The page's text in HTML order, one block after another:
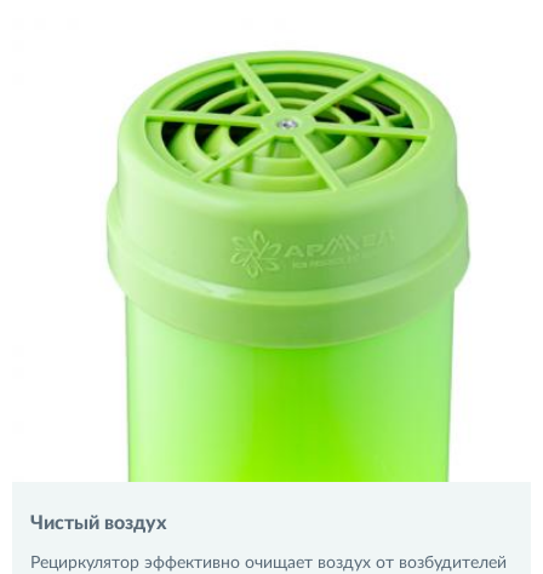
Чистый воздух
Рециркулятор эффективно очищает воздух от возбудителей